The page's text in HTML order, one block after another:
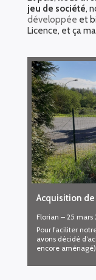
jeu de société,
développée et
Licence, et ça
Acquisition de
Florian – 25 mars
Pour faciliter
avons décidé
encore